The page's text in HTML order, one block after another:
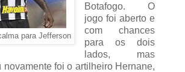
para Jefferson
Botafogo. O
jogo foi aberto e
com chances
para os dois
lados, mas
novamente foi o artilheiro Hernane,